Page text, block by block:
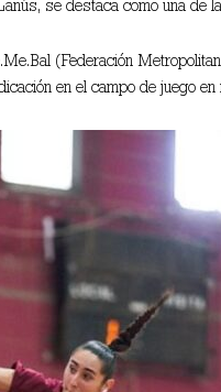
se destaca como una de
(Federación
en el campo de juego